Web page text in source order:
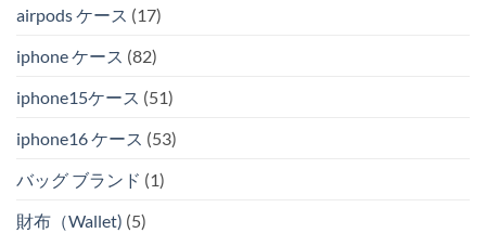
airpods ケース (17)
iphone ケース (82)
iphone15ケース (51)
iphone16 ケース (53)
バッグ ブランド (1)
財布（Wallet) (5)